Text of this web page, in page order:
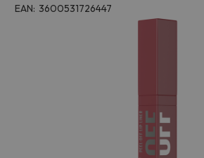
EAN: 3600531726447